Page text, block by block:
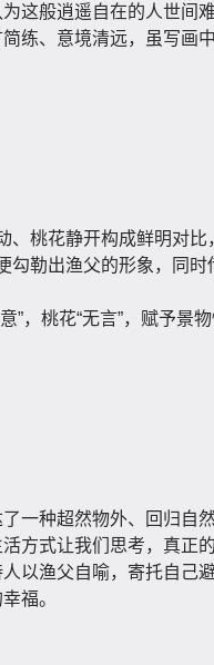
这般逍遥自在的人世间
练、意境清远，虽写画
、桃花静开构成鲜明对比
勾勒出渔父的形象，同
”，桃花“无言”，赋予景
一种超然物外、回归自
方式让我们思考，真正
以渔父自喻，寄托自己
福。